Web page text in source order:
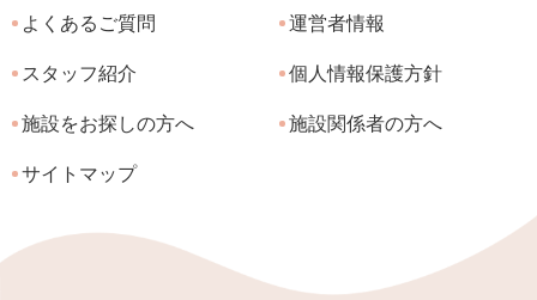
よくあるご質問 運営者情報
スタッフ紹介 個人情報保護方針
施設をお探しの方へ 施設関係者の方へ
サイトマップ